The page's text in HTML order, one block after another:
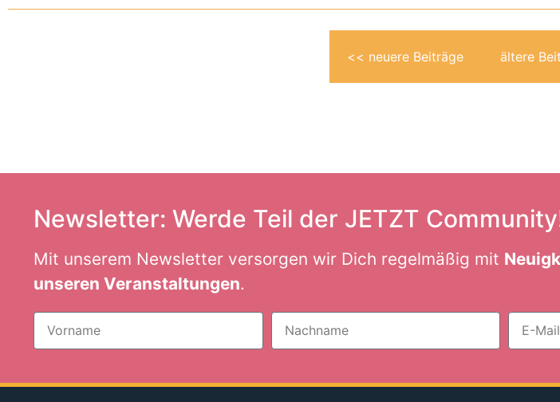
<< neuere Beiträge ältere
Newsletter: Werde Teil der JETZT
Mit unserem Newsletter versorgen wir Dich regelmäßig mit
unseren Veranstaltungen.